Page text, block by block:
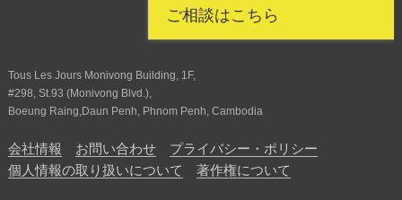
ご相談はこちら
Tous Les Jours Monivong Building, 1F,
#298, St.93 (Monivong Blvd.),
Boeung Raing,Daun Penh, Phnom Penh, Cambodia
会社情報 お問い合わせ
プライバシー・ポリシー
個人情報の取り扱いについて
著作権について